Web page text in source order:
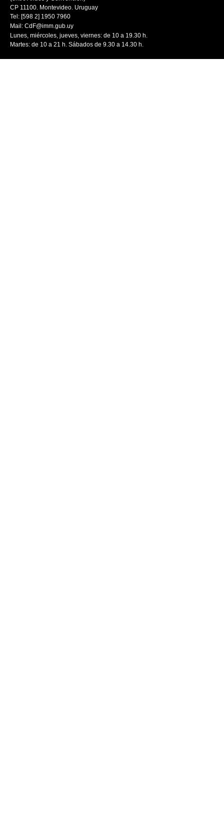
CP 11100. Montevideo. Uruguay
Tel: [598 2] 1950 7960
Mail: CdF@imm.gub.uy
Lunes, miércoles, jueves, viernes: de 10 a 19.30 h.
Martes: de 10 a 21 h. Sábados de 9.30 a 14.30 h.